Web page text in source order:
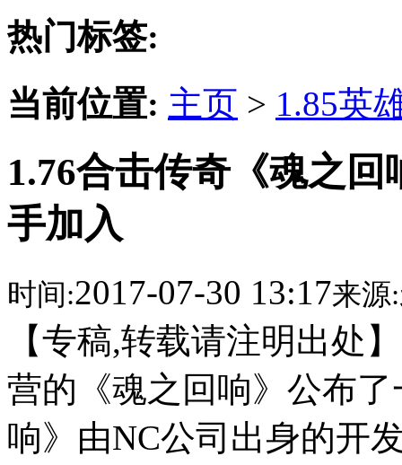
热门标签:
当前位置: 主页 > 1.85英
1.76合击传奇《魂之
手加入
时间:2017-07-30 13:17来源:
【专稿,转载请注明出处
营的《魂之回响》公布
响》由NC公司出身的开